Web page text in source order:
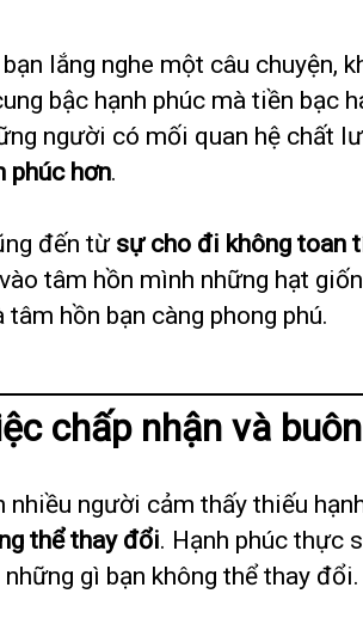
lắng nghe một câu
bậc hạnh phúc mà tiền
người có mối quan hệ chất
phúc hơn.
đến từ sự cho đi không toan
tâm hồn mình những hạt
hồn bạn càng phong phú.
chấp nhận và
người cảm thấy thiếu
thể thay đổi. Hạnh phúc thực
gì bạn không thể thay đổi.